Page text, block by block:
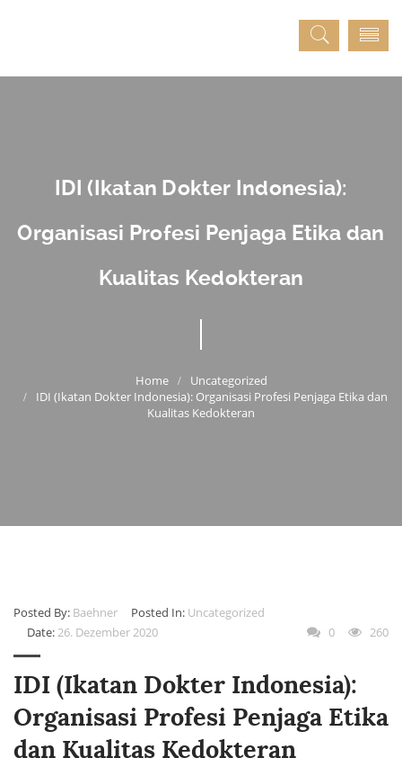
IDI (Ikatan Dokter Indonesia):
Organisasi Profesi Penjaga Etika dan
Kualitas Kedokteran
Uncategorized
IDI (Ikatan Dokter Indonesia): Organisasi Profesi Penjaga Etika dan
Kualitas Kedokteran
Posted By: Baehner Posted In: Uncategorized
Date:26. Dezember 2020 0 260
IDI (Ikatan Dokter Indonesia):
Organisasi Profesi Penjaga Etika
dan Kualitas Kedokteran